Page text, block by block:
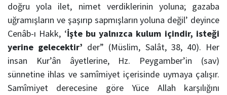
doğru yola ilet, nimet verdiklerinin yoluna; gazaba
uğramışların ve şaşırıp sapmışların yoluna değil’ deyince
Cenâb-ı Hakk, ‘İşte bu yalnızca kulum içindir, isteği
yerine gelecektir’ der” (Müslim, Salât, 38, 40). Her
insan Kur’ân âyetlerine, Hz. Peygamber’in (sav)
sünnetine ihlas ve samîmiyet içerisinde uymaya çalışır.
Samîmiyet derecesine göre Yüce Allah karşılığını